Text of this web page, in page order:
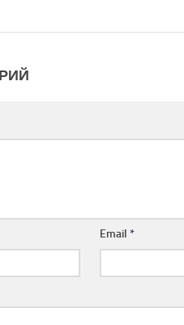
Email*